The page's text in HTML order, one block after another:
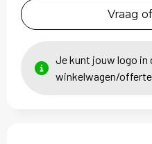
Vraag
Je kunt jouw logo in
winkelwagen/